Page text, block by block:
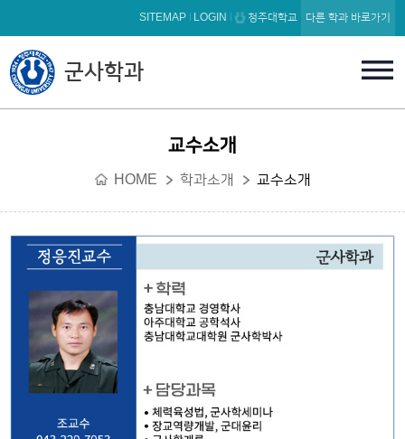
본문 바로가기
군사학과
SITEMAP LOGIN 청주대학교 다른 학과 바로가기
교수소개
HOME 학과소개 교수소개